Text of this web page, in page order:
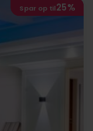
Spar op til25%